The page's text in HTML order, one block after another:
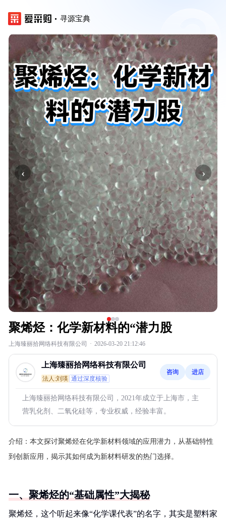
寻源宝典
‹ ›
聚烯烃：化学新材料的“潜力股
上海臻丽拾网络科技有限公司 · 2026-03-20 21:12:46
上海臻丽拾网络科技有限公司
法人:刘瑛 通过深度核验
咨询 进店
上海臻丽拾网络科技有限公司，2021年成立于上海市，主
营乳化剂、二氧化硅等，专业权威，经验丰富。
介绍： 本文探讨聚烯烃在化学新材料领域的应用潜力，从基础特性
到创新应用，揭示其如何成为新材料研发的热门选择。
一、聚烯烃的“基础属性”大揭秘
聚烯烃，这个听起来像“化学课代表”的名字，其实是塑料家